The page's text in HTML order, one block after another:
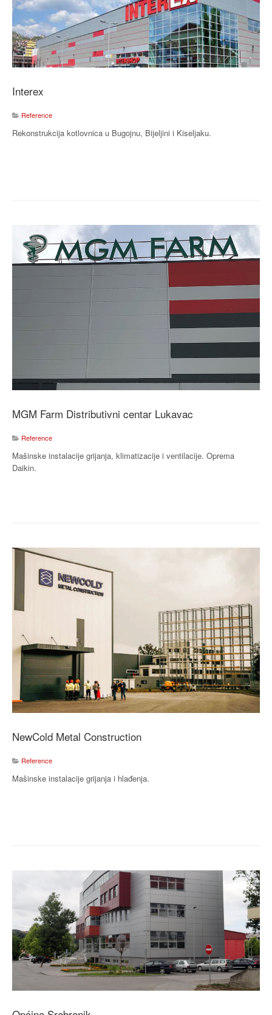
Interex
Reference
Rekonstrukcija kotlovnica u Bugojnu, Bijeljini i Kiseljaku.
MGM Farm Distributivni centar Lukavac
Reference
Mašinske instalacije grijanja, klimatizacije i ventilacije. Oprema
Daikin.
NewCold Metal Construction
Reference
Mašinske instalacije grijanja i hlađenja.